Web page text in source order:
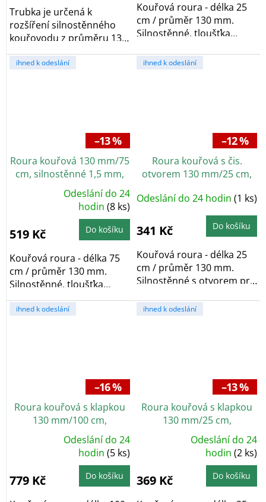
Trubka je určená k
rozšíření silnostěnného
kouřovodu z průměru 130
mm na 160 mm. Délka...
Kouřová roura - délka 25
cm / průměr 130 mm.
Silnostěnné, tloušťka
ihned k odeslání
–13 %
Roura kouřová 130 mm/75
cm, silnostěnné 1,5 mm,
černá
5,0
z
5
Odeslání do 24
hodin(8 ks)
519 Kč Do košíku
Kouřová roura - délka 75
cm / průměr 130 mm.
Silnostěnné, tloušťka
plechu 1,5 mm, černá...
ihned k odeslání
–12 %
Roura kouřová s čis.
otvorem 130 mm/25 cm,
Odeslání do 24 hodin (1 ks)
341 Kč Do košíku
Kouřová roura - délka 25
cm / průměr 130 mm.
Silnostěnné s otvorem pro
ihned k odeslání
–16 %
Roura kouřová s klapkou
130 mm/100 cm,
silnostěnné 1,5 mm, černá
5,0
z
5
Odeslání do 24
hodin(5 ks)
779 Kč Do košíku
ihned k odeslání
–13 %
Roura kouřová s klapkou
130 mm/25 cm,
silnostěnné 1,5 mm, černá
5,0
z
5
Odeslání do 24
hodin(2 ks)
369 Kč Do košíku